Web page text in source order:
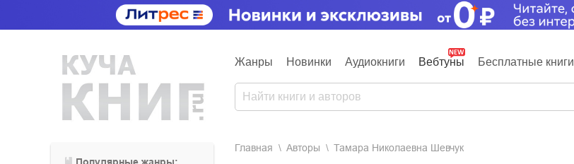
Жанры Новинки Аудиокниги Вебтуны Бесплатные книги
Главная Aвторы Тамара Николаевна Шевчук